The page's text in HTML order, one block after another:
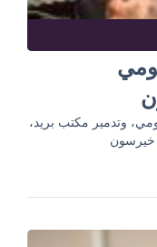
وتدمير مكتب بريد،
خيرسون